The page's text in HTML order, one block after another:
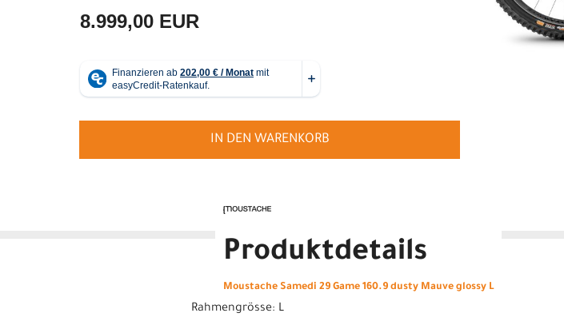
8.999,00 EUR
IN DEN WARENKORB
Produktdetails
Moustache Samedi 29 Game 160.9 dusty Mauve glossy L
Rahmengrösse: L